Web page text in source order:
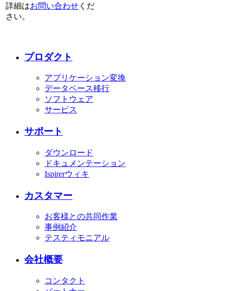
詳細はお問い合わせ くだ
さい。
プロダクト
アプリケーション変換
データベース移行
ソフトウェア
サービス
サポート
ダウンロード
ドキュメンテーション
Ispirerウィキ
カスタマー
お客様との共同作業
事例紹介
テスティモニアル
会社概要
コンタクト